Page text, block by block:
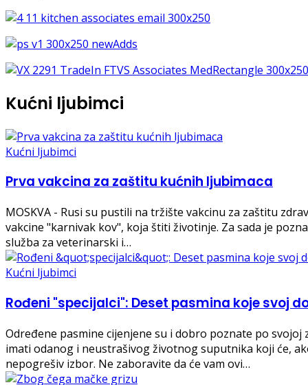
Kućni ljubimci
Kućni ljubimci
Prva vakcina za zaštitu kućnih ljubimaca
MOSKVA - Rusi su pustili na tržište vakcinu za zaštitu
vakcine "karnivak kov", koja štiti životinje. Za sada je
služba za veterinarski i…
Kućni ljubimci
Rođeni "specijalci": Deset pasmina koje svoj
Određene pasmine cijenjene su i dobro poznate po
imati odanog i neustrašivog životnog suputnika koji će,
nepogrešiv izbor. Ne zaboravite da će vam ovi…